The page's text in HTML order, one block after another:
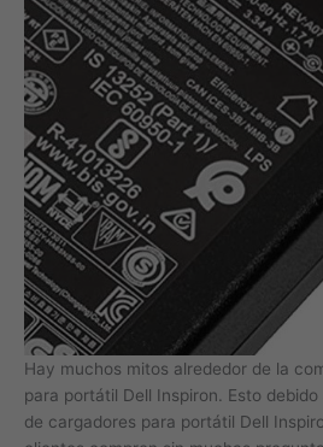
Hay muchos mitos alrededor de la
para portátil Dell Inspiron. Esto
de cargadores para portátil Dell